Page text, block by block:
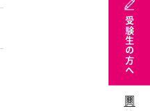
受験生の方へ